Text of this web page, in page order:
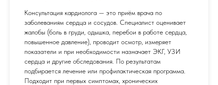
Консультация кардиолога — это приём врача по
заболеваниям сердца и сосудов. Специалист оценивает
жалобы (боль в груди, одышка, перебои в работе сердца,
повышенное давление), проводит осмотр, измеряет
показатели и при необходимости назначает ЭКГ, УЗИ
сердца и другие обследования. По результатам
подбирается лечение или профилактическая программа.
Подходит при первых симптомах, хронических